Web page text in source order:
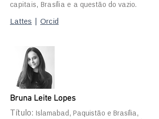
capitais, Brasília e a questão do vazio.
Lattes Orcid
Bruna Leite Lopes
Título:
Islamabad, Paquistão e Brasília,